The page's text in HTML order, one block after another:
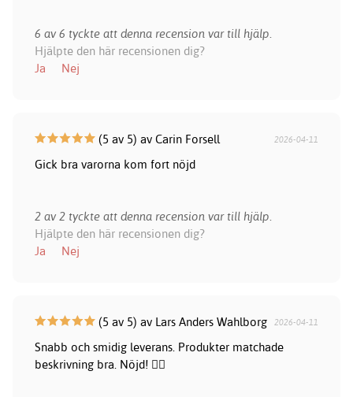
6 av 6 tyckte att denna recension var till hjälp.
Hjälpte den här recensionen dig?
Ja
Nej
(5 av 5) av Carin Forsell 2026-04-11
Gick bra varorna kom fort nöjd
2 av 2 tyckte att denna recension var till hjälp.
Hjälpte den här recensionen dig?
Ja
Nej
(5 av 5) av Lars Anders Wahlborg 2026-04-11
Snabb och smidig leverans. Produkter matchade
beskrivning bra. Nöjd! 👍🏻